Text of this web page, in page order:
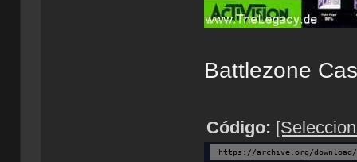
Battlezone
Código:
https://archive.org/download/